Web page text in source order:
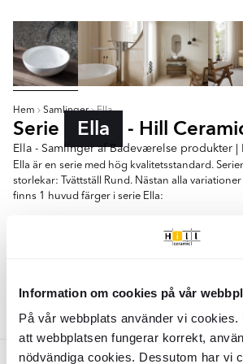
Information om cookies på vår
På vår webbplats använder vi
att webbplatsen fungerar korrekt,
nödvändiga cookies. Dessutom har vi
Hem Samlinger Ella
Serie Ella - Hill
Ella - Samlinger af Badeværelse produkter |
Ella är en serie med hög kvalitetsstandard.
storlekar: Tvättställ Rund. Nästan alla
finns 1 huvud färger i serie Ella:
Farver:
Hvid